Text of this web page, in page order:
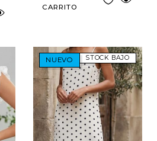
CARRITO
STOCK BAJO
NUEVO